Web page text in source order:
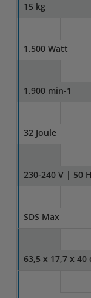
15 kg
1.500 Watt
1.900 min-1
32 Joule
230-240 V | 50
SDS Max
63,5 x 17,7 x 40